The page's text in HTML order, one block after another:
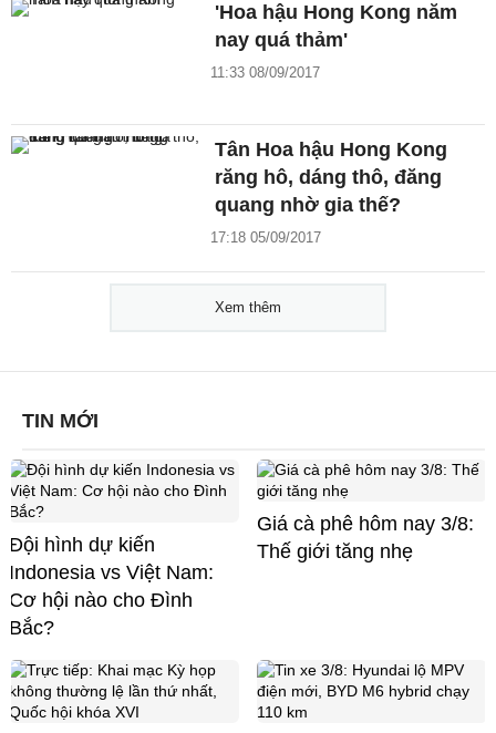
'Hoa hậu Hong Kong năm
nay quá thảm'
11:33 08/09/2017
Tân Hoa hậu Hong Kong
răng hô, dáng thô, đăng
quang nhờ gia thế?
17:18 05/09/2017
Xem thêm
TIN MỚI
Đội hình dự kiến
Indonesia vs Việt Nam:
Cơ hội nào cho Đình
Bắc?
Giá cà phê hôm nay 3/8:
Thế giới tăng nhẹ